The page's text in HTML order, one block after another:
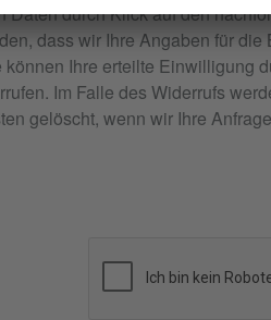
durch Klick auf den
dass wir Ihre Angaben für die
Ihre erteilte Einwilligung
Im Falle des Widerrufs
gelöscht, wenn wir Ihre